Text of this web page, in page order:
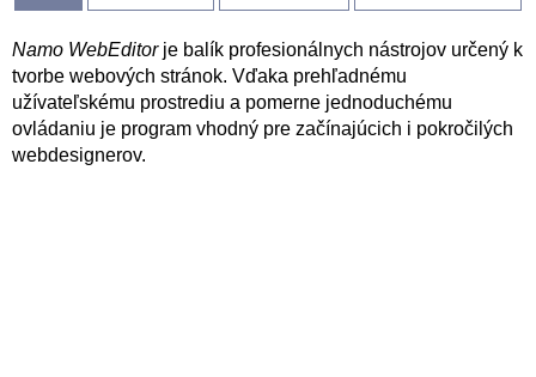
Namo WebEditorje balík profesionálnych nástrojov určený k
tvorbe webových stránok. Vďaka prehľadnému
užívateľskému prostrediu a pomerne jednoduchému
ovládaniu je program vhodný pre začínajúcich i pokročilých
webdesignerov.